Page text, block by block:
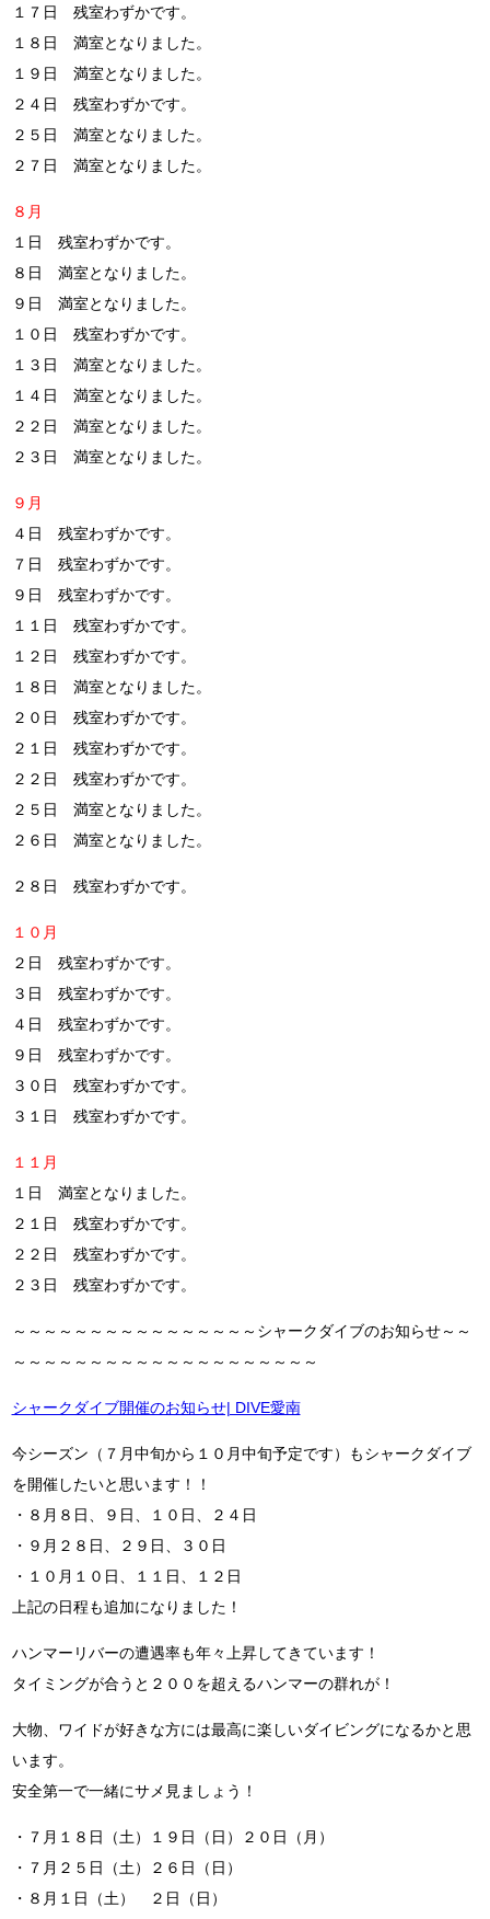
１７日 残室わずかです。
１８日 満室となりました。
１９日 満室となりました。
２４日 残室わずかです。
２５日 満室となりました。
２７日 満室となりました。
８月
１日 残室わずかです。
８日 満室となりました。
９日 満室となりました。
１０日 残室わずかです。
１３日 満室となりました。
１４日 満室となりました。
２２日 満室となりました。
２３日 満室となりました。
９月
４日 残室わずかです。
７日 残室わずかです。
９日 残室わずかです。
１１日 残室わずかです。
１２日 残室わずかです。
１８日 満室となりました。
２０日 残室わずかです。
２１日 残室わずかです。
２２日 残室わずかです。
２５日 満室となりました。
２６日 満室となりました。
２８日 残室わずかです。
１０月
２日 残室わずかです。
３日 残室わずかです。
４日 残室わずかです。
９日 残室わずかです。
３０日 残室わずかです。
３１日 残室わずかです。
１１月
１日 満室となりました。
２１日 残室わずかです。
２２日 残室わずかです。
２３日 残室わずかです。
～～～～～～～～～～～～～～～～シャークダイブのお知らせ～～
～～～～～～～～～～～～～～～～～～～～
シャークダイブ開催のお知らせ| DIVE愛南
今シーズン（７月中旬から１０月中旬予定です）もシャークダイブ
を開催したいと思います！！
・８月８日、９日、１０日、２４日
・９月２８日、２９日、３０日
・１０月１０日、１１日、１２日
上記の日程も追加になりました！
ハンマーリバーの遭遇率も年々上昇してきています！
タイミングが合うと２００を超えるハンマーの群れが！
大物、ワイドが好きな方には最高に楽しいダイビングになるかと思
います。
安全第一で一緒にサメ見ましょう！
・７月１８日（土）１９日（日）２０日（月）
・７月２５日（土）２６日（日）
・８月１日（土） ２日（日）